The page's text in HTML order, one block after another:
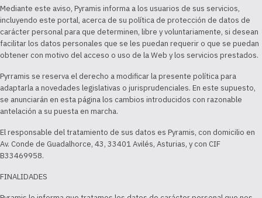
Mediante este aviso, Pyramis informa a los usuarios de sus servicios,
incluyendo este portal, acerca de su política de protección de datos de
carácter personal para que determinen, libre y voluntariamente, si desean
facilitar los datos personales que se les puedan requerir o que se puedan
obtener con motivo del acceso o uso de la Web y los servicios prestados.
Pyrramis se reserva el derecho a modificar la presente política para
adaptarla a novedades legislativas o jurisprudenciales. En este supuesto,
se anunciarán en esta página los cambios introducidos con razonable
antelación a su puesta en marcha.
El responsable del tratamiento de sus datos es Pyramis, con domicilio en
Av. Conde de Guadalhorce, 43, 33401 Avilés, Asturias, y con CIF
B33469958.
FINALIDADES